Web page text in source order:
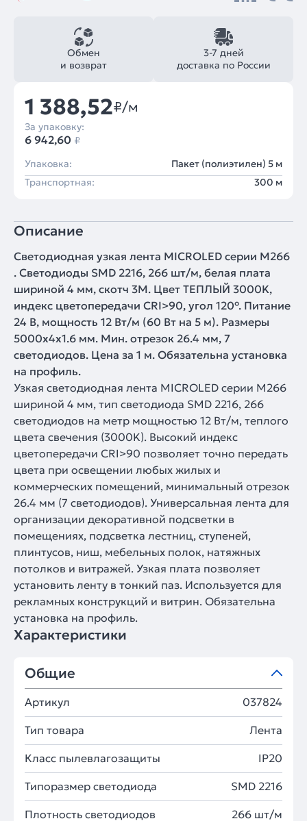
3-7 дней
доставка по России
Обмен
и возврат
1 388,52₽/м
За упаковку:
6 942,60 ₽
Упаковка:
Пакет (полиэтилен) 5 м
Транспортная:
300 м
Описание
Светодиодная узкая лента MICROLED серии M266
. Светодиоды SMD 2216, 266 шт/м, белая плата
шириной 4 мм, скотч 3M. Цвет ТЕПЛЫЙ 3000K,
индекс цветопередачи CRI>90, угол 120°. Питание
24 В, мощность 12 Вт/м (60 Вт на 5 м). Размеры
5000х4х1.6 мм. Мин. отрезок 26.4 мм, 7
светодиодов. Цена за 1 м. Обязательна установка
на профиль.
Узкая светодиодная лента MICROLED серии M266
шириной 4 мм, тип светодиода SMD 2216, 266
светодиодов на метр мощностью 12 Вт/м, теплого
цвета свечения (3000K). Высокий индекс
цветопередачи CRI>90 позволяет точно передать
цвета при освещении любых жилых и
коммерческих помещений, минимальный отрезок
26.4 мм (7 светодиодов). Универсальная лента для
организации декоративной подсветки в
помещениях, подсветка лестниц, ступеней,
плинтусов, ниш, мебельных полок, натяжных
потолков и витражей. Узкая плата позволяет
установить ленту в тонкий паз. Используется для
рекламных конструкций и витрин. Обязательна
установка на профиль.
Характеристики
Общие
Артикул 037824
Тип товара Лента
Класс пылевлагозащиты IP20
Типоразмер светодиода SMD 2216
Плотность светодиодов 266 шт/м